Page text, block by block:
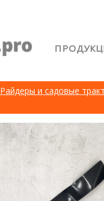
Райдеры и садовые